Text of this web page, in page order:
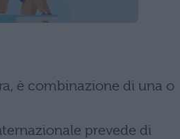
è combinazione di una o
prevede di